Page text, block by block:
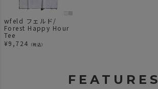
wfeld フェルド/
Forest Happy Hour
Tee
¥9,724 （税込）
FEATURES